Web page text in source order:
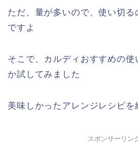
ただ、量が多いので、使い切る
ですよ
そこで、カルディおすすめの使
か試してみました
美味しかったアレンジレシピを
スポンサーリン